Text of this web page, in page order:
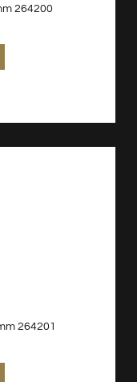
264200
264201